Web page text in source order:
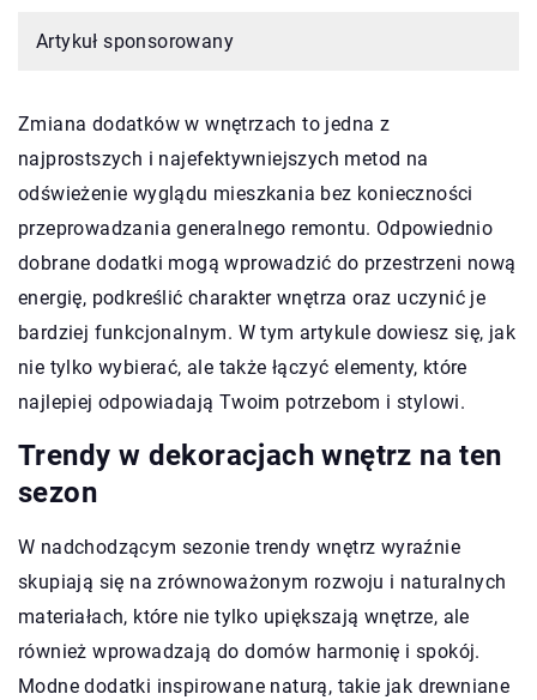
Artykuł sponsorowany
Zmiana dodatków w wnętrzach to jedna z
najprostszych i najefektywniejszych metod na
odświeżenie wyglądu mieszkania bez konieczności
przeprowadzania generalnego remontu. Odpowiednio
dobrane dodatki mogą wprowadzić do przestrzeni nową
energię, podkreślić charakter wnętrza oraz uczynić je
bardziej funkcjonalnym. W tym artykule dowiesz się, jak
nie tylko wybierać, ale także łączyć elementy, które
najlepiej odpowiadają Twoim potrzebom i stylowi.
Trendy w dekoracjach wnętrz na ten
sezon
W nadchodzącym sezonie trendy wnętrz wyraźnie
skupiają się na zrównoważonym rozwoju i naturalnych
materiałach, które nie tylko upiększają wnętrze, ale
również wprowadzają do domów harmonię i spokój.
Modne dodatki inspirowane naturą, takie jak drewniane